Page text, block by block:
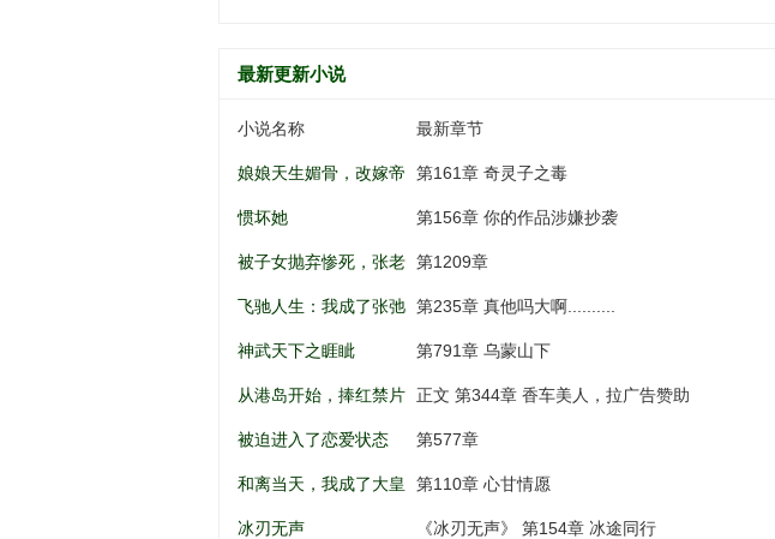
最新更新小说
小说名称 最新章节
娘娘天生媚骨，改嫁帝
王一夜孕吐
第161章 奇灵子之毒
惯坏她 第156章 你的作品涉嫌抄袭
被子女抛弃惨死，张老
太重生八零
第1209章
飞驰人生：我成了张弛
亲弟弟
第235章 真他吗大啊..........
神武天下之睚眦 第791章 乌蒙山下
从港岛开始，捧红禁片
女神
正文 第344章 香车美人，拉广告赞助
被迫进入了恋爱状态 第577章
和离当天，我成了大皇
子的掌上娇
第110章 心甘情愿
冰刃无声 《冰刃无声》 第154章 冰途同行